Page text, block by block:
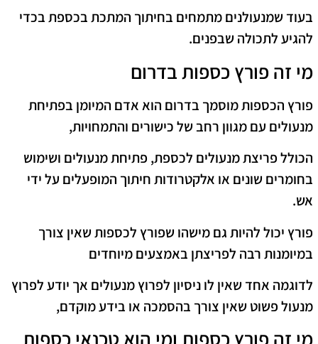
בעוד שמנעולנים מתמחים בחיתוך המתכת בכספת בכדי
להגיע לתכולה שבפנים.
מי זה פורץ כספות בדרום
פורץ הכספות מוסמך בדרום הוא אדם המיומן בפתיחת
מנעולים עם מגוון רחב של כישורים והתמחויות,
הכולל פריצת מנעולים לכספת, פתיחת מנעולים ושימוש
בחומרים שונים או אלקטרודות חיתוך המופעלים על ידי
אש.
פורץ יכול להיות גם מישהו שפורץ לכספות שאין צורך
במיומנות רבה לפריצתן באמצעים מיוחדים
לדוגמה אחד שאין לו ניסיון לפרוץ מנעולים אך יודע לפרוץ
מנעול פשוט שאין צורך בהסמכה או בידע מוקדם,